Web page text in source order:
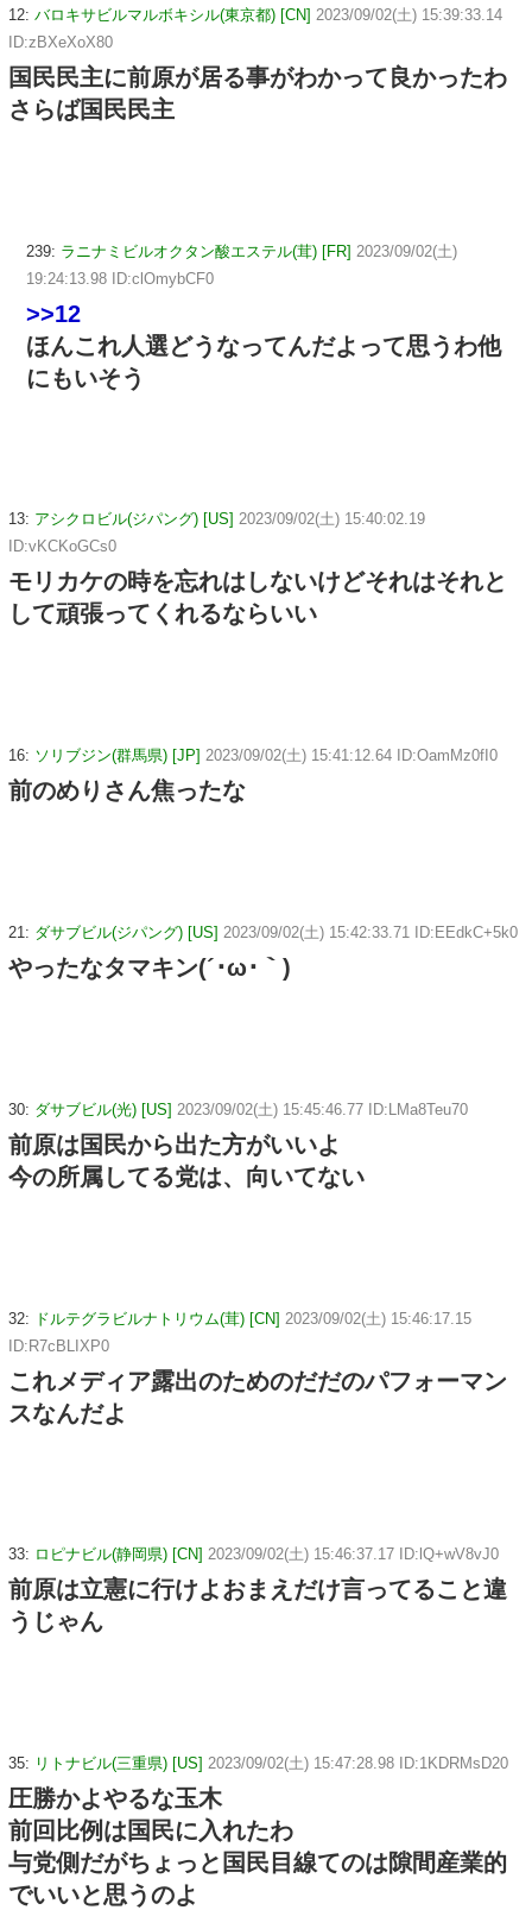
12: バロキサビルマルボキシル(東京都) [CN] 2023/09/02(土) 15:39:33.14
ID:zBXeXoX80
国民民主に前原が居る事がわかって良かったわ
さらば国民民主
239: ラニナミビルオクタン酸エステル(茸) [FR] 2023/09/02(土)
19:24:13.98 ID:clOmybCF0
>>12
ほんこれ人選どうなってんだよって思うわ他
にもいそう
13: アシクロビル(ジパング) [US] 2023/09/02(土) 15:40:02.19
ID:vKCKoGCs0
モリカケの時を忘れはしないけどそれはそれと
して頑張ってくれるならいい
16: ソリブジン(群馬県) [JP] 2023/09/02(土) 15:41:12.64 ID:OamMz0fI0
前のめりさん焦ったな
21: ダサブビル(ジパング) [US] 2023/09/02(土) 15:42:33.71 ID:EEdkC+5k0
やったなタマキン(´･ω･｀)
30: ダサブビル(光) [US] 2023/09/02(土) 15:45:46.77 ID:LMa8Teu70
前原は国民から出た方がいいよ
今の所属してる党は、向いてない
32: ドルテグラビルナトリウム(茸) [CN] 2023/09/02(土) 15:46:17.15
ID:R7cBLIXP0
これメディア露出のためのだだのパフォーマン
スなんだよ
33: ロピナビル(静岡県) [CN] 2023/09/02(土) 15:46:37.17 ID:lQ+wV8vJ0
前原は立憲に行けよおまえだけ言ってること違
うじゃん
35: リトナビル(三重県) [US] 2023/09/02(土) 15:47:28.98 ID:1KDRMsD20
圧勝かよやるな玉木
前回比例は国民に入れたわ
与党側だがちょっと国民目線てのは隙間産業的
でいいと思うのよ